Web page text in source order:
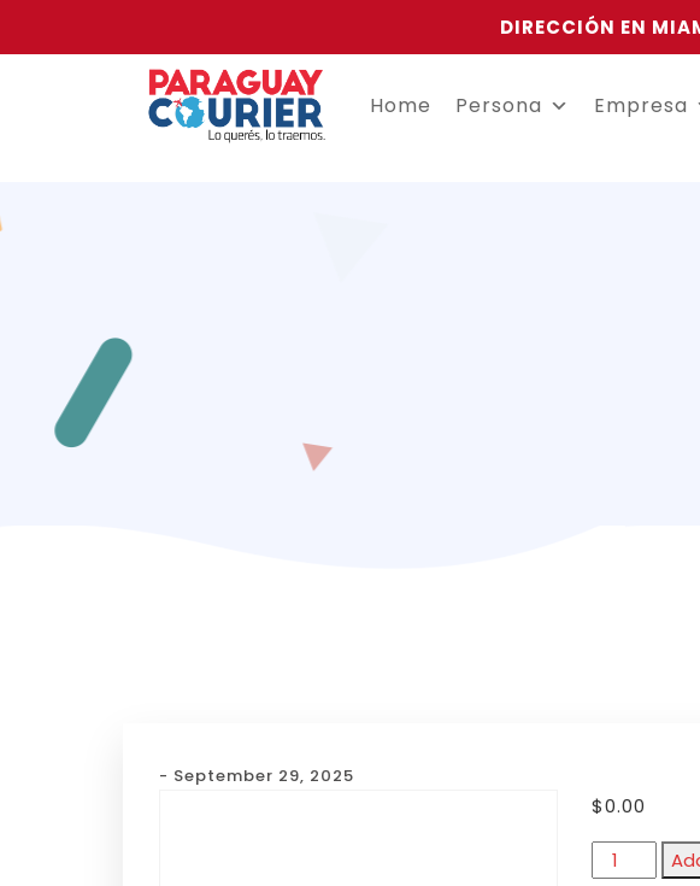
DIRECCIÓN EN
Home Persona Empresa
- September 29, 2025
$0.00